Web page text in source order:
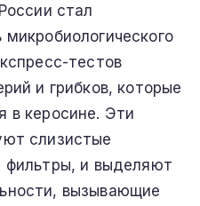
стал
тестов
и грибков, которые
в керосине. Эти
слизистые
фильтры, и выделяют
вызывающие